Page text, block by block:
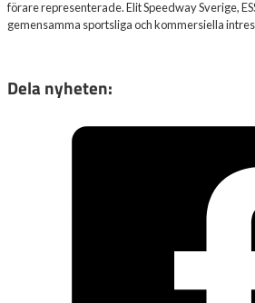
förare representerade. Elit Speedway Sverige,
gemensamma sportsliga och kommersiella
Dela nyheten: